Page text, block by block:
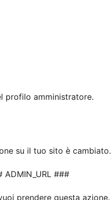
profilo amministratore.
su il tuo sito è cambiato.
###
prendere questa azione.